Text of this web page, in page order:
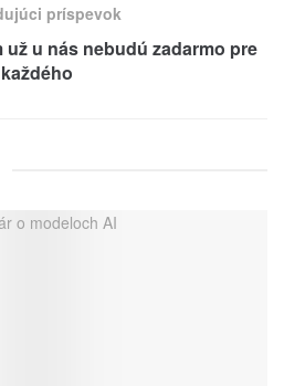
príspevok
u nás nebudú zadarmo pre
každého